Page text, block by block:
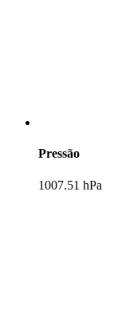
Pressão
1007.51 hPa